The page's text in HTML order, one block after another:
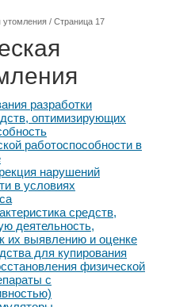
утомления / Страница 17
разработки
оптимизирующих
работоспособности в
нарушений
в условиях
средств,
деятельность,
их выявлению и оценке
для купирования
физической
с